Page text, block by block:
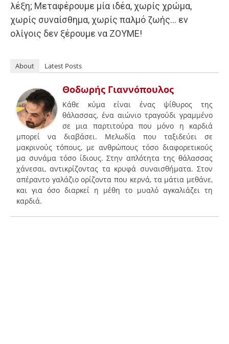
λέξη; Μεταφέρουμε μία ιδέα, χωρίς χρώμα,
χωρίς συναίσθημα, χωρίς παλμό ζωής… εν
ολίγοις δεν ξέρουμε να ΖΟΥΜΕ!
About Latest Posts
Θοδωρής Γιαννόπουλος
Κάθε κύμα είναι ένας ψίθυρος της
θάλασσας, ένα αιώνιο τραγούδι γραμμένο
σε μια παρτιτούρα που μόνο η καρδιά
μπορεί να διαβάσει. Μελωδία που ταξιδεύει σε
μακρινούς τόπους, με ανθρώπους τόσο διαφορετικούς
μα συνάμα τόσο ίδιους. Στην απλότητα της θάλασσας
χάνεσαι, αντικρίζοντας τα κρυφά συναισθήματα. Στον
απέραντο γαλάζιο ορίζοντα που κερνά, τα μάτια μεθάνε,
και για όσο διαρκεί η μέθη το μυαλό αγκαλιάζει τη
καρδιά.